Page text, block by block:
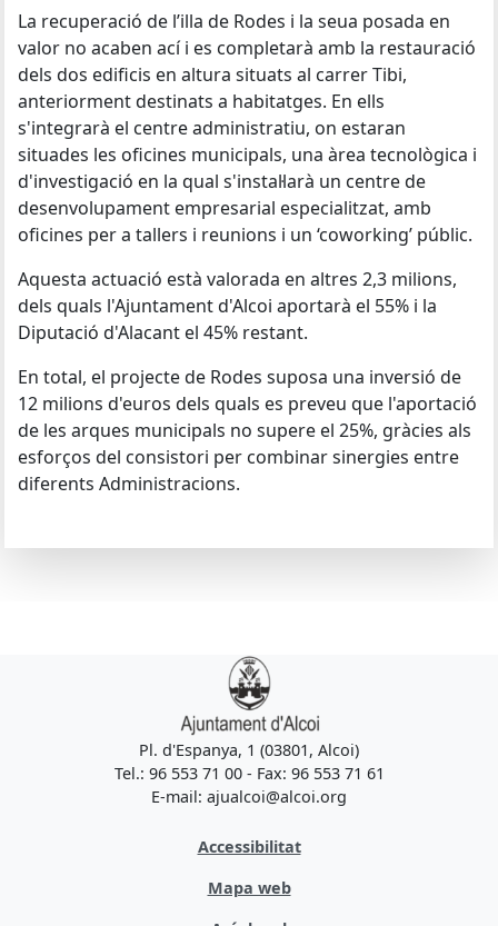
La recuperació de l’illa de Rodes i la seua posada en
valor no acaben ací i es completarà amb la restauració
dels dos edificis en altura situats al carrer Tibi,
anteriorment destinats a habitatges. En ells
s'integrarà el centre administratiu, on estaran
situades les oficines municipals, una àrea tecnològica i
d'investigació en la qual s'instal·larà un centre de
desenvolupament empresarial especialitzat, amb
oficines per a tallers i reunions i un ‘coworking’ públic.
Aquesta actuació està valorada en altres 2,3 milions,
dels quals l'Ajuntament d'Alcoi aportarà el 55% i la
Diputació d'Alacant el 45% restant.
En total, el projecte de Rodes suposa una inversió de
12 milions d'euros dels quals es preveu que l'aportació
de les arques municipals no supere el 25%, gràcies als
esforços del consistori per combinar sinergies entre
diferents Administracions.
Pl. d'Espanya, 1 (03801, Alcoi)
Tel.: 96 553 71 00 - Fax: 96 553 71 61
E-mail: ajualcoi@alcoi.org
Accessibilitat
Mapa web